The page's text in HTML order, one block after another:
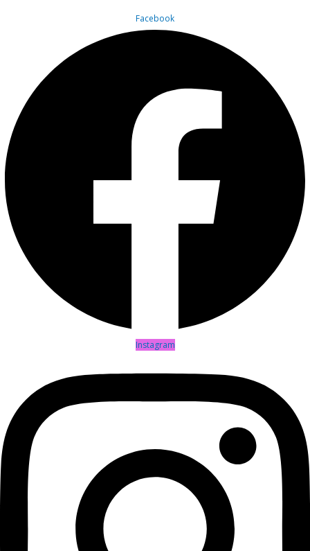
Facebook
Instagram